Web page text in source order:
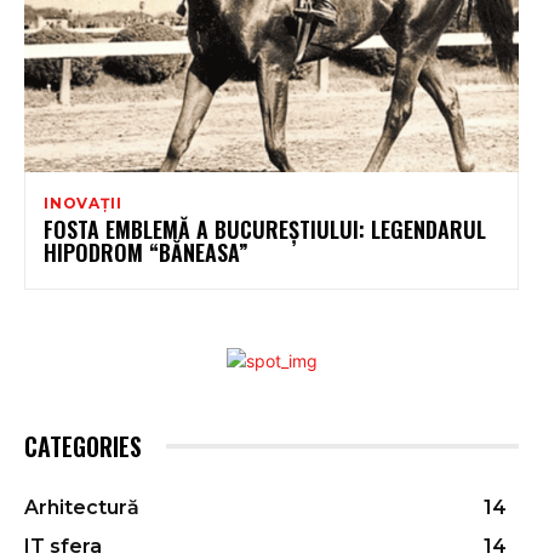
INOVAȚII
FOSTA EMBLEMĂ A BUCUREȘTIULUI: LEGENDARUL
HIPODROM “BĂNEASA”
CATEGORIES
Arhitectură
14
IT sfera
14